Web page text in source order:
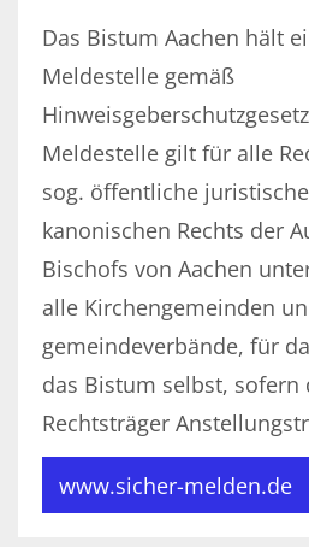
Das Bistum Aachen hält
Meldestelle gemäß
Meldestelle gilt für alle
sog. öffentliche
kanonischen Rechts der
Bischofs von Aachen
alle Kirchengemeinden
gemeindeverbände, für
das Bistum selbst, sofern
Rechtsträger
www.sicher-melden.de